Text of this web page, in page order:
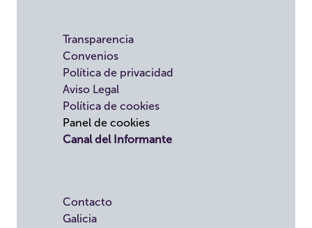
Transparencia
Convenios
Política de privacidad
Aviso Legal
Política de cookies
Panel de cookies
Canal del Informante
Contacto
Galicia